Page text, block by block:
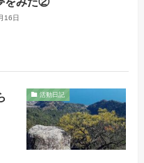
16日
活動日記